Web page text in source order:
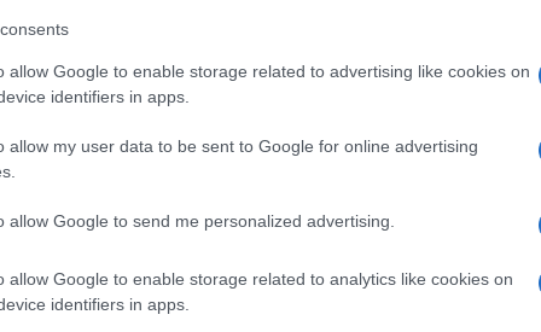
allow Google to enable storage related to advertising like cookies on
identifiers in apps.
allow my user data to be sent to Google for online advertising
allow Google to send me personalized advertising.
allow Google to enable storage related to analytics like cookies on
identifiers in apps.
di Putin in Europa è stato bloccato
che stanno preoccupando e non
da parte del Canada di una turbina
, in molti si chiedono se giovedì –
– i russi decideranno davvero di
al ministero dell’Economica tedesco,
prevista a settembre. Dunque il
per bloccare il gasdotto c’è. Ed è